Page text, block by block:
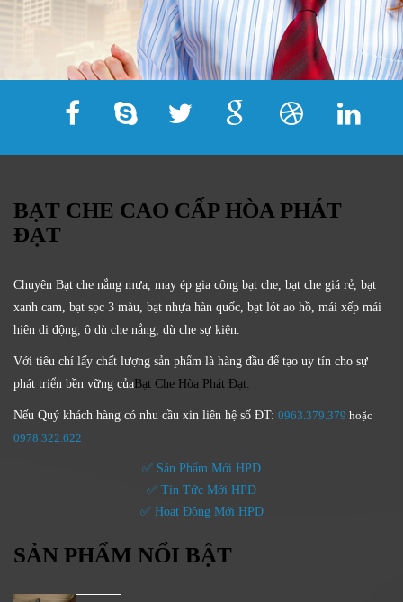
BẠT CHE CAO CẤP HÒA PHÁT
ĐẠT
Chuyên Bạt che nắng mưa, may ép gia công bạt che, bạt che giá rẻ, bạt
xanh cam, bạt sọc 3 màu, bạt nhựa hàn quốc, bạt lót ao hồ, mái xếp mái
hiên di động, ô dù che nắng, dù che sự kiện.
Với tiêu chí lấy chất lượng sản phẩm là hàng đầu để tạo uy tín cho sự
phát triển bền vững của Bạt Che Hòa Phát Đạt.
Nếu Quý khách hàng có nhu cầu xin liên hệ số ĐT: 0963.379.379 hoặc
0978.322.622
✅ Sản Phẩm Mới HPD
✅ Tin Tức Mới HPD
✅ Hoạt Động Mới HPD
SẢN PHẨM NỔI BẬT